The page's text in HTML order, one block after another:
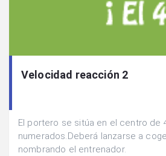
Velocidad reacción 2
El portero se sitúa en el centro de
numerados.Deberá lanzarse a
nombrando el entrenador.